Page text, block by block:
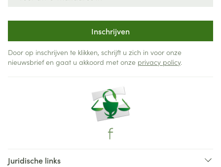
Inschrijven
Door op inschrijven te klikken, schrijft u zich in voor onze
nieuwsbrief en gaat u akkoord met onze privacy policy.
Juridische links